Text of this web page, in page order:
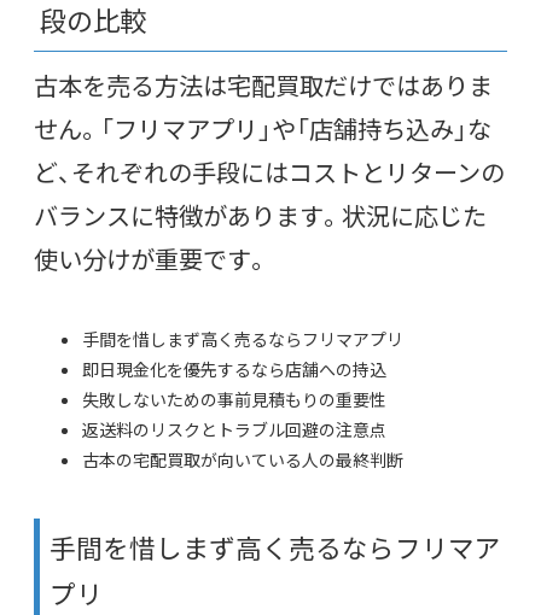
段の比較
古本を売る方法は宅配買取だけではありま
せん。「フリマアプリ」や「店舗持ち込み」な
ど、それぞれの手段にはコストとリターンの
バランスに特徴があります。状況に応じた
使い分けが重要です。
手間を惜しまず高く売るならフリマアプリ
即日現金化を優先するなら店舗への持込
失敗しないための事前見積もりの重要性
返送料のリスクとトラブル回避の注意点
古本の宅配買取が向いている人の最終判断
手間を惜しまず高く売るならフリマア
プリ